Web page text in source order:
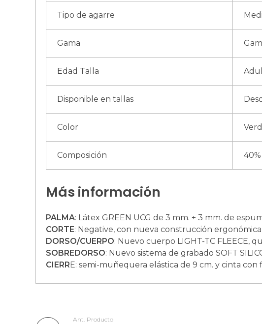
Tipo de agarre
Gama
Edad Talla
Disponible en tallas
Color
Composición
Más información
PALMA: Látex GREEN UCG de 3 mm. + 3 mm. de
CORTE: Negative, con nueva construcción
DORSO/CUERPO: Nuevo cuerpo LIGHT-TC FLEECE,
SOBREDORSO: Nuevo sistema de grabado SOFT
CIERRE: semi-muñequera elástica de 9 cm. y cinta
Ant. Producto